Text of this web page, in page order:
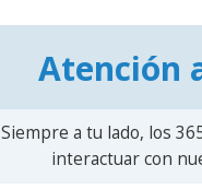
Atención
Siempre a tu lado, los
interactuar con